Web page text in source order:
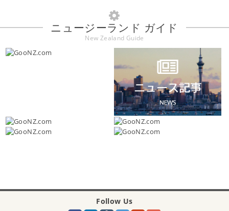
ニュージーランド ガイド
New Zealand Guide
Follow Us